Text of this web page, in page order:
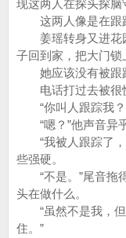
现这两人在探头探脑
这两人像是在跟
姜瑶转身又进花
子回到家，把大门锁
她应该没有被跟
电话打过去被很
“你叫人跟踪我？
“嗯？”他声音异乎
“我被人跟踪了，
些强硬。
“不是。”尾音拖
头在做什么。
“虽然不是我，但
住。”